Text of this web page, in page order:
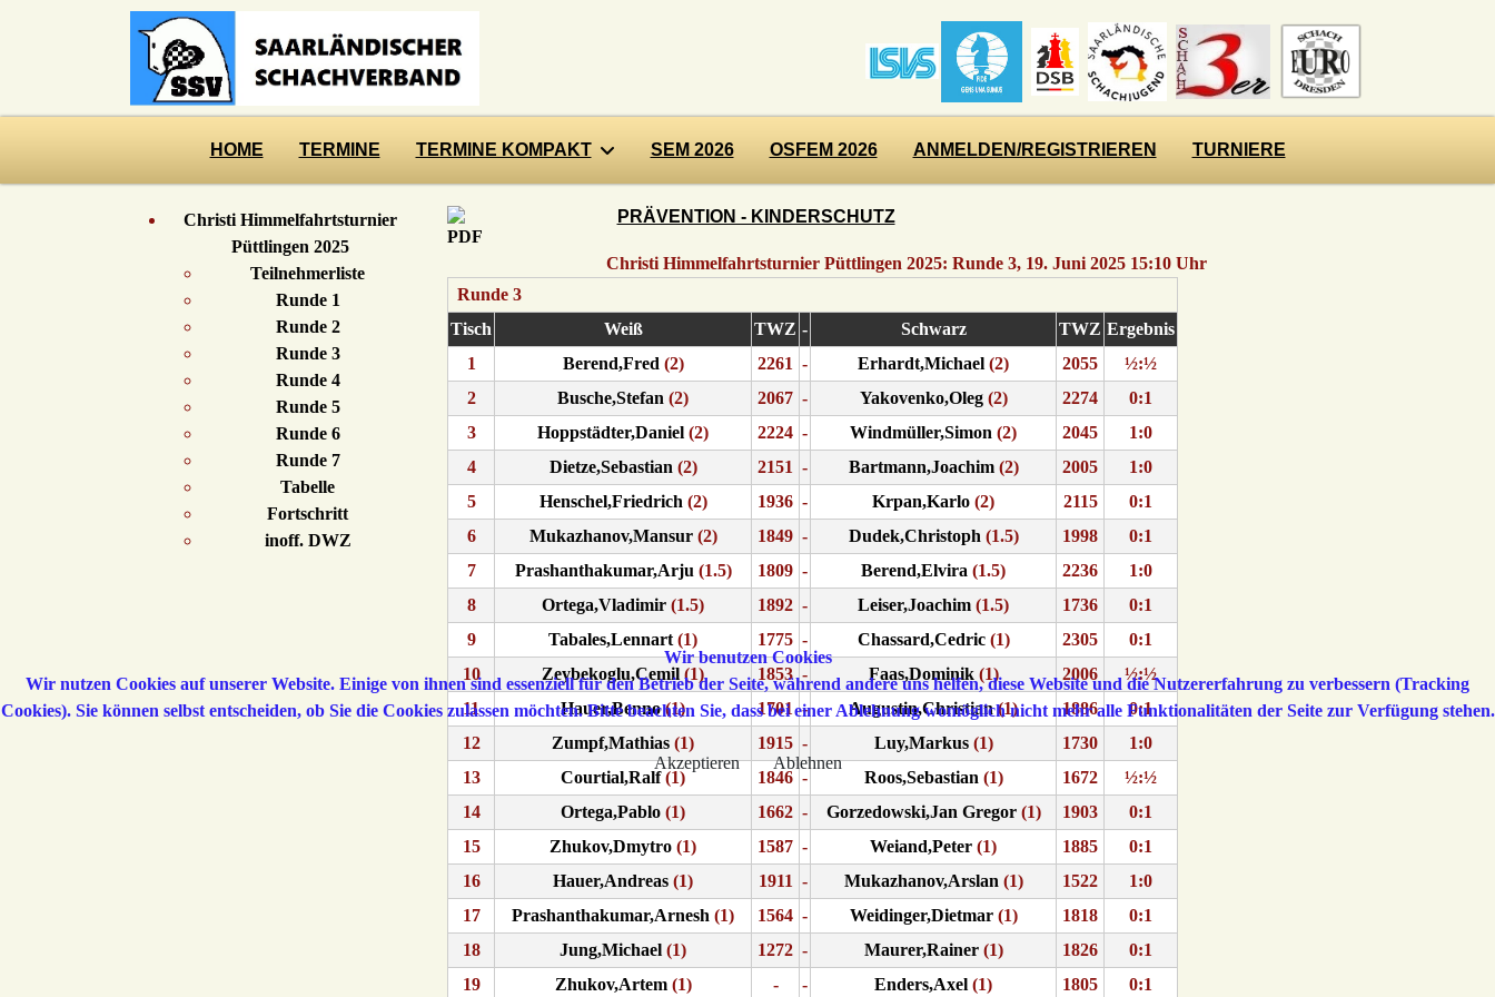
HOME TERMINE TERMINE KOMPAKT SEM 2026 OSFEM 2026 ANMELDEN/REGISTRIEREN TURNIERE
PRÄVENTION - KINDERSCHUTZ
Christi Himmelfahrtsturnier
Püttlingen 2025
Teilnehmerliste
Runde 1
Runde 2
Runde 3
Runde 4
Runde 5
Runde 6
Runde 7
Tabelle
Fortschritt
inoff. DWZ
Christi Himmelfahrtsturnier Püttlingen 2025: Runde 3, 19. Juni 2025 15:10 Uhr
Runde 3
Tisch
Weiß TWZ - Schwarz TWZ Ergebnis
1
Berend,Fred (2) 2261 - Erhardt,Michael (2) 2055
½:½
2
Busche,Stefan (2) 2067 - Yakovenko,Oleg(2) 2274
0:1
3
Hoppstädter,Daniel (2) 2224 - Windmüller,Simon (2) 2045
1:0
4
Dietze,Sebastian (2) 2151 - Bartmann,Joachim(2) 2005
1:0
5
Henschel,Friedrich (2) 1936 - Krpan,Karlo (2) 2115
0:1
6
Mukazhanov,Mansur(2) 1849 - Dudek,Christoph (1.5) 1998
0:1
7
Prashanthakumar,Arju (1.5) 1809 - Berend,Elvira (1.5) 2236
1:0
8
Ortega,Vladimir (1.5) 1892 - Leiser,Joachim (1.5) 1736
0:1
9
Tabales,Lennart (1) 1775 - Chassard,Cedric(1) 2305
0:1
10
Zeybekoglu,Cemil (1) 1853 - Faas,Dominik(1) 2006
½:½
11
Hauer,Benno(1) 1701 - Augustin,Christian(1) 1886
0:1
12
Zumpf,Mathias (1) 1915 - Luy,Markus(1) 1730
1:0
13
Courtial,Ralf(1) 1846 - Roos,Sebastian (1) 1672
½:½
14
Ortega,Pablo (1) 1662 - Gorzedowski,Jan Gregor(1) 1903
0:1
15
Zhukov,Dmytro (1) 1587 - Weiand,Peter (1) 1885
0:1
16
Hauer,Andreas (1) 1911 - Mukazhanov,Arslan (1) 1522
1:0
17
Prashanthakumar,Arnesh (1) 1564 - Weidinger,Dietmar(1) 1818
0:1
18
Jung,Michael (1) 1272 - Maurer,Rainer(1) 1826
0:1
19
Zhukov,Artem(1) - - Enders,Axel (1) 1805 0:1
Wir benutzen Cookies
Wir nutzen Cookies auf unserer Website. Einige von ihnen sind essenziell für den Betrieb der Seite, während andere uns helfen, diese Website und die Nutzererfahrung zu verbessern (Tracking
Cookies). Sie können selbst entscheiden, ob Sie die Cookies zulassen möchten. Bitte beachten Sie, dass bei einer Ablehnung womöglich nicht mehr alle Funktionalitäten der Seite zur Verfügung stehen.
Akzeptieren Ablehnen